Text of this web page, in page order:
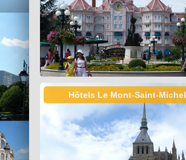
Hôtels Le Mont-Saint-Michel